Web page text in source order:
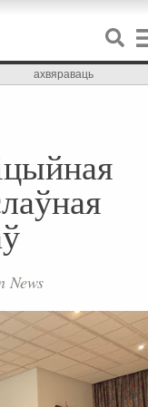
ахвяраваць
News